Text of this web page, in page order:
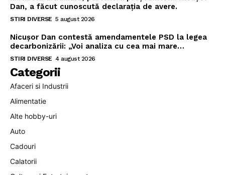
Dan, a făcut cunoscută declarația de avere.
STIRI DIVERSE 5 august 2026
Nicușor Dan contestă amendamentele PSD la legea
decarbonizării: „Voi analiza cu cea mai mare…
STIRI DIVERSE 4 august 2026
Categorii
Afaceri si Industrii
Alimentatie
Alte hobby-uri
Auto
Cadouri
Calatorii